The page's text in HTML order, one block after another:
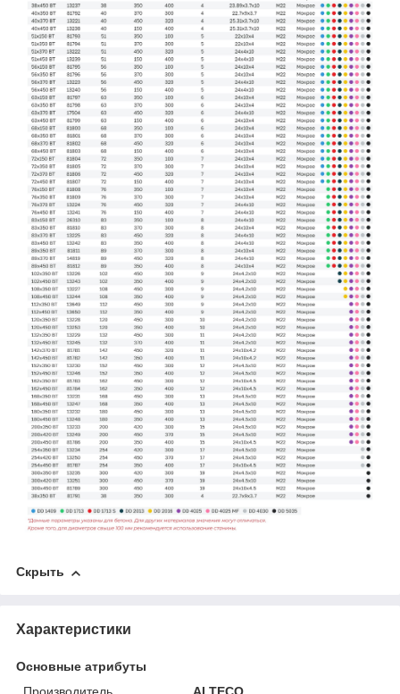
Скрыть
Характеристики
Основные атрибуты